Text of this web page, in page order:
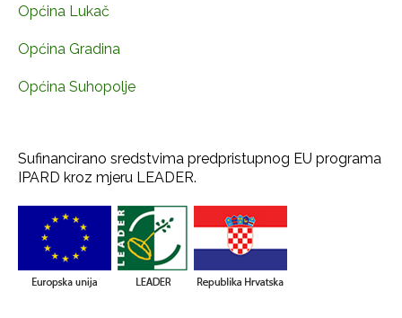
Općina Lukač
Općina Gradina
Općina Suhopolje
Sufinancirano sredstvima predpristupnog EU programa
IPARD kroz mjeru LEADER.